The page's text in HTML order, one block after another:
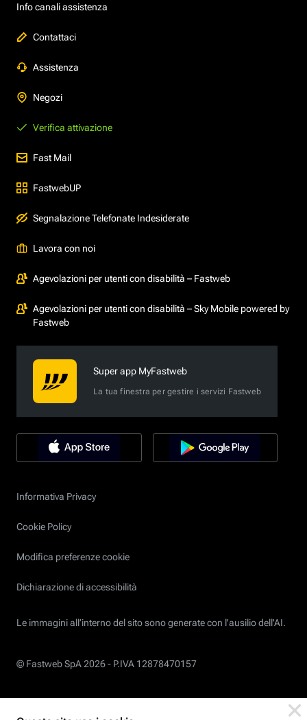
Info canali assistenza
Contattaci
Assistenza
Negozi
Verifica attivazione
Fast Mail
FastwebUP
Segnalazione Telefonate Indesiderate
Lavora con noi
Agevolazioni per utenti con disabilità – Fastweb
Agevolazioni per utenti con disabilità – Sky Mobile powered by
Fastweb
Super app MyFastweb
La tua finestra per gestire i servizi Fastweb
Informativa Privacy
Cookie Policy
Modifica preferenze cookie
Dichiarazione di accessibilità
Le immagini all’interno del sito sono generate con l'ausilio dell'AI.
© Fastweb SpA 2026 - P.IVA 12878470157